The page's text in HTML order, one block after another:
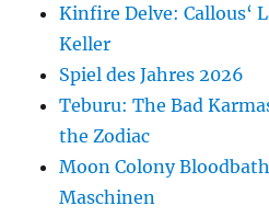
Kinfire Delve: Callous‘
Keller
Spiel des Jahres 2026
Teburu: The Bad
the Zodiac
Moon Colony
Maschinen